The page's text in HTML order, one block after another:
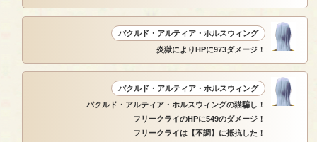
バクルド・アルティア・ホルスウィング
炎獄によりHPに973ダメージ！
バクルド・アルティア・ホルスウィング
バクルド・アルティア・ホルスウィングの猫騙し！
フリークライのHPに549のダメージ！
フリークライは【不調】に抵抗した！